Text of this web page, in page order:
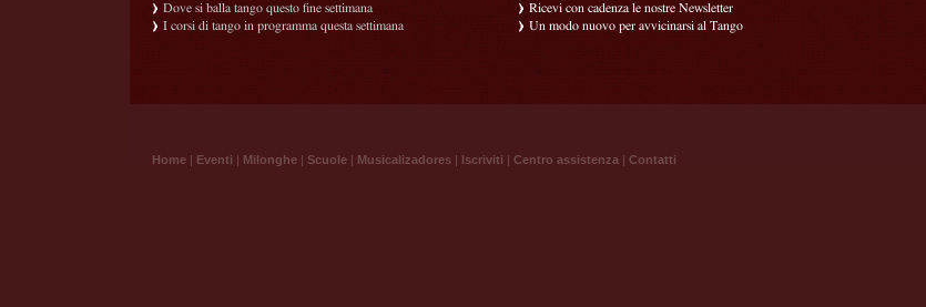
Dove si balla tango questo fine settimana
I corsi di tango in programma questa settimana
Ricevi con cadenza le nostre Newsletter
Un modo nuovo per avvicinarsi al Tango
Home | Eventi | Milonghe | Scuole | Musicalizadores | Iscriviti | Centro assistenza | Contatti